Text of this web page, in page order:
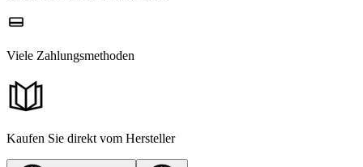
Viele Zahlungsmethoden
Kaufen Sie direkt vom Hersteller